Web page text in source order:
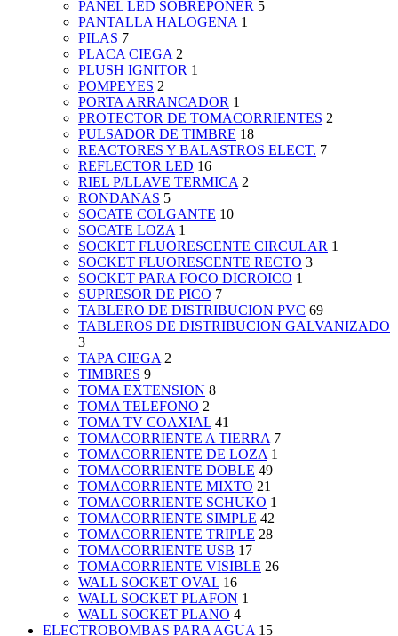
PANEL LED SOBREPONER 5
PANTALLA HALOGENA 1
PILAS 7
PLACA CIEGA 2
PLUSH IGNITOR 1
POMPEYES 2
PORTA ARRANCADOR 1
PROTECTOR DE TOMACORRIENTES 2
PULSADOR DE TIMBRE 18
REACTORES Y BALASTROS ELECT. 7
REFLECTOR LED 16
RIEL P/LLAVE TERMICA 2
RONDANAS 5
SOCATE COLGANTE 10
SOCATE LOZA 1
SOCKET FLUORESCENTE CIRCULAR 1
SOCKET FLUORESCENTE RECTO 3
SOCKET PARA FOCO DICROICO 1
SUPRESOR DE PICO 7
TABLERO DE DISTRIBUCION PVC 69
TABLEROS DE DISTRIBUCION GALVANIZADO
3
TAPA CIEGA 2
TIMBRES 9
TOMA EXTENSION 8
TOMA TELEFONO 2
TOMA TV COAXIAL 41
TOMACORRIENTE A TIERRA 7
TOMACORRIENTE DE LOZA 1
TOMACORRIENTE DOBLE 49
TOMACORRIENTE MIXTO 21
TOMACORRIENTE SCHUKO 1
TOMACORRIENTE SIMPLE 42
TOMACORRIENTE TRIPLE 28
TOMACORRIENTE USB 17
TOMACORRIENTE VISIBLE 26
WALL SOCKET OVAL 16
WALL SOCKET PLAFON 1
WALL SOCKET PLANO 4
ELECTROBOMBAS PARA AGUA 15